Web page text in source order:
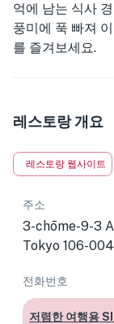
억에 남는 식사
풍미에 푹 빠져
를 즐겨보세요.
레스토랑 개요
레스토랑 웹사이트
주소
3-chōme-9-3
Tokyo 106-
전화번호
저렴한 여행용